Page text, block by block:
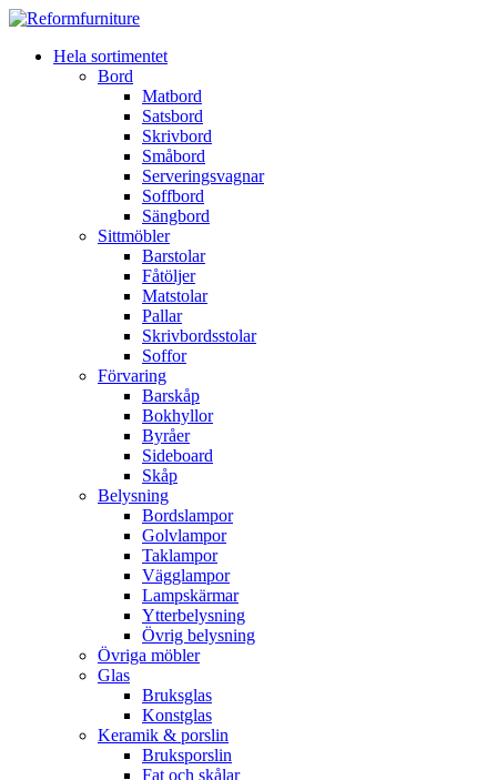
Hela sortimentet
Bord
Matbord
Satsbord
Skrivbord
Småbord
Serveringsvagnar
Soffbord
Sängbord
Sittmöbler
Barstolar
Fåtöljer
Matstolar
Pallar
Skrivbordsstolar
Soffor
Förvaring
Barskåp
Bokhyllor
Byråer
Sideboard
Skåp
Belysning
Bordslampor
Golvlampor
Taklampor
Vägglampor
Lampskärmar
Ytterbelysning
Övrig belysning
Övriga möbler
Glas
Bruksglas
Konstglas
Keramik & porslin
Bruksporslin
Fat och skålar